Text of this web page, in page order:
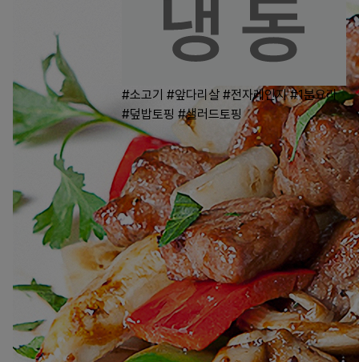
#소고기 #앞다리살 #전자레인지 #1분요리
#덮밥토핑 #샐러드토핑